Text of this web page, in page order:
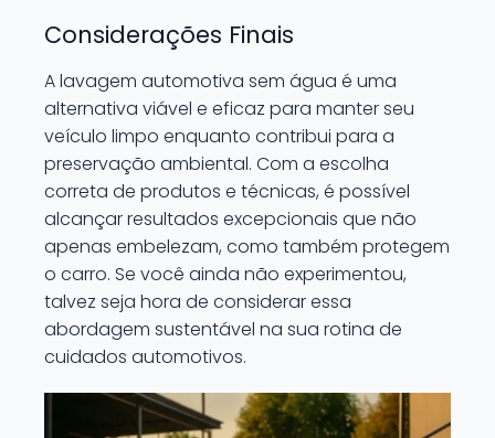
Considerações Finais
A lavagem automotiva sem água é uma
alternativa viável e eficaz para manter seu
veículo limpo enquanto contribui para a
preservação ambiental. Com a escolha
correta de produtos e técnicas, é possível
alcançar resultados excepcionais que não
apenas embelezam, como também protegem
o carro. Se você ainda não experimentou,
talvez seja hora de considerar essa
abordagem sustentável na sua rotina de
cuidados automotivos.